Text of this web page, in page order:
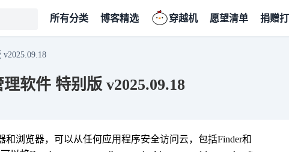
所有分类 博客精选 穿越机 愿望清单 捐赠
软件 特别版 v2025.09.18
浏览器，可以从任何应用程序安全访问云，包括Finder和